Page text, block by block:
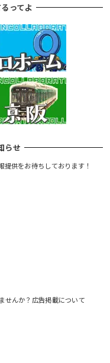
ってよ
らせ
提供をお待ちしております！
せんか？広告掲載について